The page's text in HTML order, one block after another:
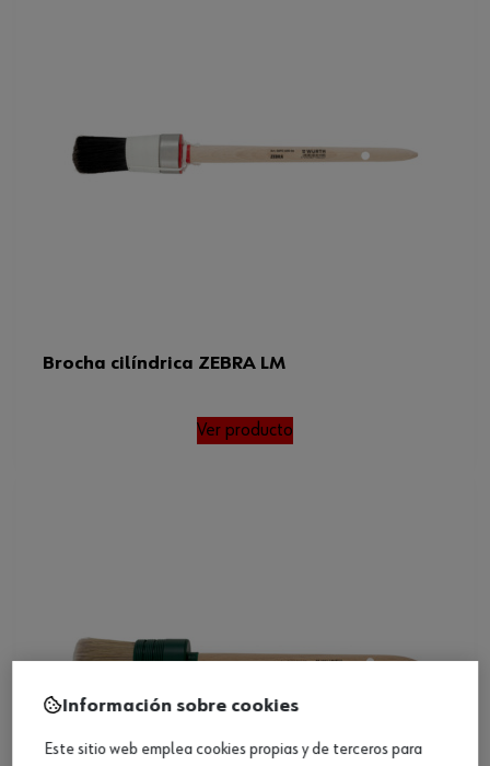
Brocha cilíndrica ZEBRA LM
Ver producto
Información sobre cookies
Este sitio web emplea cookies propias y de terceros para